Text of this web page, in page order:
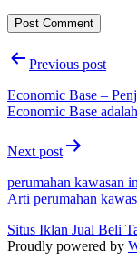
PostPrevious post
Economic Base –
Economic Base adalah
Next post
perumahan kawasan
Arti perumahan
Situs Iklan Jual Beli
Proudly powered by